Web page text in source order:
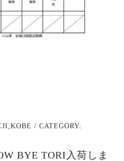
,KOBE / CATEGORY:
BYE TORI入荷しま